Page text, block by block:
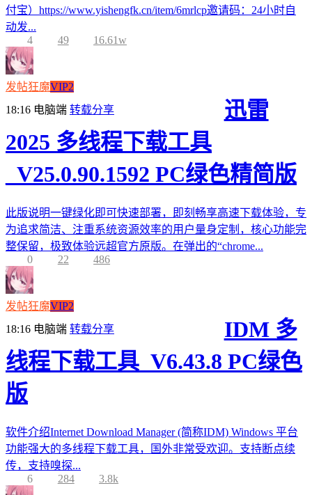
付宝）https://www.yishengfk.cn/item/6mrlcp邀请码：24小时自
动发...
4
49 16.61w
发帖狂魔VIP2
18:16 电脑端 转载分享
迅雷
2025 多线程下载工具
_V25.0.90.1592 PC绿色精简版
此版说明一键绿化即可快速部署，即刻畅享高速下载体验，专
为追求简洁、注重系统资源效率的用户量身定制，核心功能完
整保留，极致体验远超官方原版。在弹出的“chrome...
0
22 486
发帖狂魔VIP2
18:16 电脑端 转载分享
IDM 多
线程下载工具_V6.43.8 PC绿色
版
软件介绍Internet Download Manager (简称IDM) Windows 平台
功能强大的多线程下载工具，国外非常受欢迎。支持断点续
传，支持嗅探...
6
284 3.8k